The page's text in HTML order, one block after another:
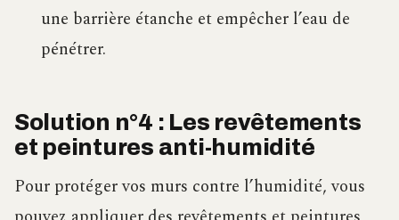
une barrière étanche et empêcher l’eau de
pénétrer.
Solution n°4 : Les revêtements
et peintures anti-humidité
Pour protéger vos murs contre l’humidité, vous